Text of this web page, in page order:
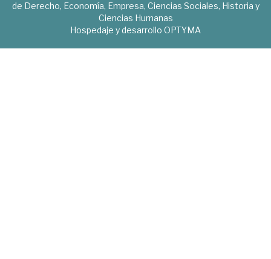
de Derecho, Economía, Empresa, Ciencias Sociales, Historia y
Ciencias Humanas
Hospedaje y desarrollo OPTYMA